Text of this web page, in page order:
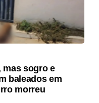
mas sogro e
baleados em
morreu